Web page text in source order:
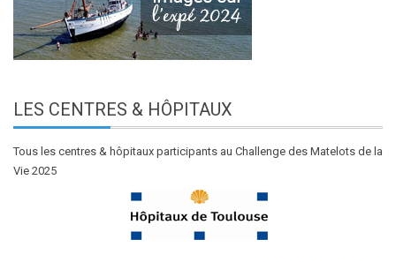
LES CENTRES & HÔPITAUX
Tous les centres & hôpitaux participants au Challenge des Matelots de la
Vie 2025